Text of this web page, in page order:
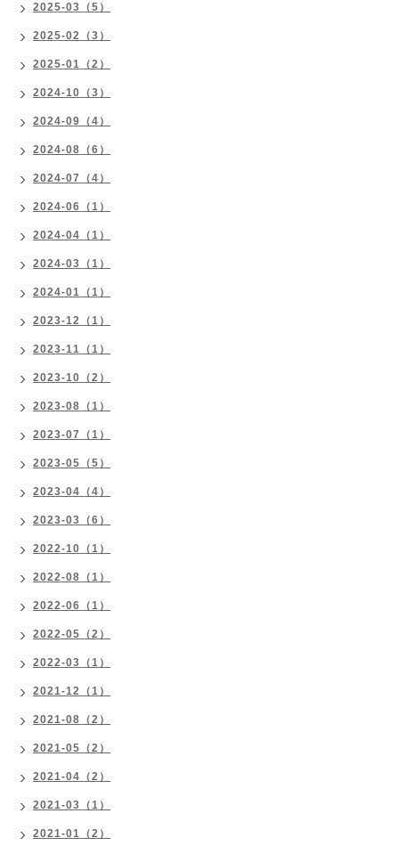
2025-03（5）
2025-02（3）
2025-01（2）
2024-10（3）
2024-09（4）
2024-08（6）
2024-07（4）
2024-06（1）
2024-04（1）
2024-03（1）
2024-01（1）
2023-12（1）
2023-11（1）
2023-10（2）
2023-08（1）
2023-07（1）
2023-05（5）
2023-04（4）
2023-03（6）
2022-10（1）
2022-08（1）
2022-06（1）
2022-05（2）
2022-03（1）
2021-12（1）
2021-08（2）
2021-05（2）
2021-04（2）
2021-03（1）
2021-01（2）